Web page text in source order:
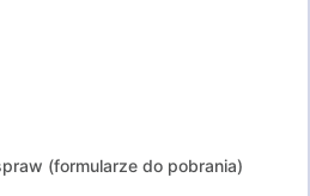
(formularze do pobrania)